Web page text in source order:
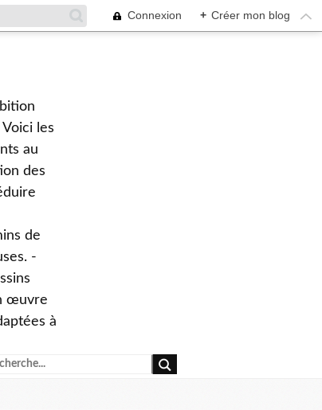
Connexion + Créer mon blog
les
au
des
de
-
œuvre
à